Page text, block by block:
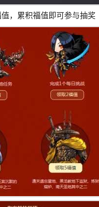
，累积福值即可参与抽奖